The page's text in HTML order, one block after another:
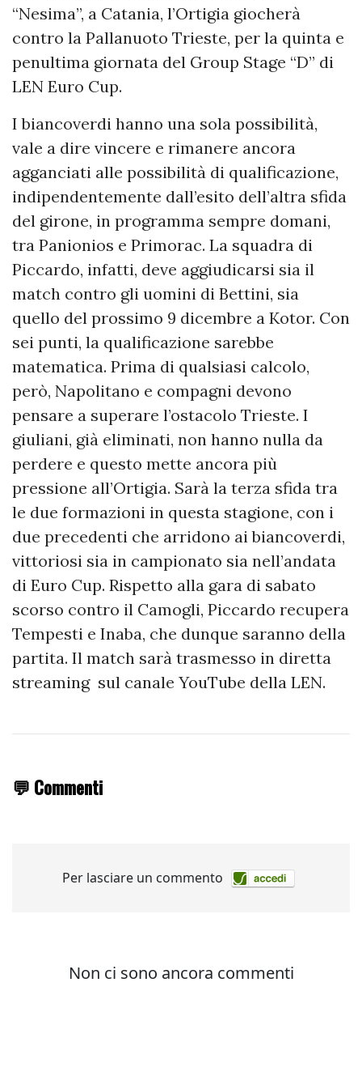
“Nesima”, a Catania, l’Ortigia giocherà
contro la Pallanuoto Trieste, per la quinta e
penultima giornata del Group Stage “D” di
LEN Euro Cup.
I biancoverdi hanno una sola possibilità,
vale a dire vincere e rimanere ancora
agganciati alle possibilità di qualificazione,
indipendentemente dall’esito dell’altra sfida
del girone, in programma sempre domani,
tra Panionios e Primorac. La squadra di
Piccardo, infatti, deve aggiudicarsi sia il
match contro gli uomini di Bettini, sia
quello del prossimo 9 dicembre a Kotor. Con
sei punti, la qualificazione sarebbe
matematica. Prima di qualsiasi calcolo,
però, Napolitano e compagni devono
pensare a superare l’ostacolo Trieste. I
giuliani, già eliminati, non hanno nulla da
perdere e questo mette ancora più
pressione all’Ortigia. Sarà la terza sfida tra
le due formazioni in questa stagione, con i
due precedenti che arridono ai biancoverdi,
vittoriosi sia in campionato sia nell’andata
di Euro Cup. Rispetto alla gara di sabato
scorso contro il Camogli, Piccardo recupera
Tempesti e Inaba, che dunque saranno della
partita. Il match sarà trasmesso in diretta
streaming sul canale YouTube della LEN.
💬 Commenti